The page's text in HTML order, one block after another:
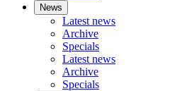
News
Latest news
Archive
Specials
Latest news
Archive
Specials